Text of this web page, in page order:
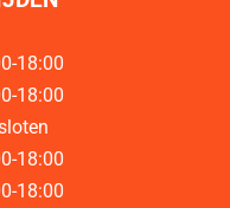
18:00
18:00
18:00
18:00